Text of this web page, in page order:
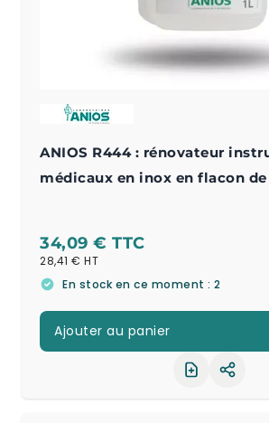
ANIOS R444 : rénovateur
médicaux en inox en flacon
34,09 €
28,41 €
En stock en ce moment : 2
Ajouter au panier